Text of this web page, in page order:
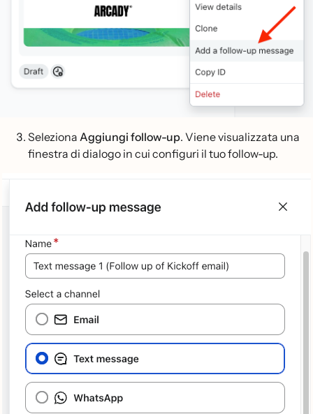
Seleziona Aggiungi follow-up. Viene visualizzata una
finestra di dialogo in cui configuri il tuo follow-up.